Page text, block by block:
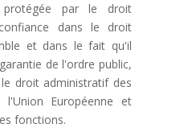
par le droit
dans le droit
et dans le fait qu'il
de l'ordre public,
droit administratif des
Européenne et
fonctions.